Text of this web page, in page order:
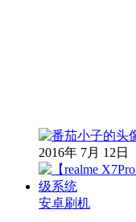
2016年 7月 12日
安卓刷机